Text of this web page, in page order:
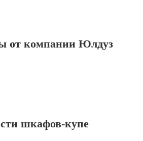
от компании Юлдуз
шкафов-купе